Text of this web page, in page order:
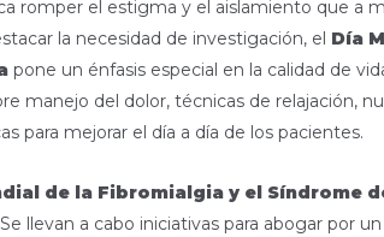
romper el estigma y el aislamiento que a
la necesidad de investigación, el Día
pone un énfasis especial en la calidad de
manejo del dolor, técnicas de relajación,
para mejorar el día a día de los pacientes.
de la Fibromialgia y el Síndrome
llevan a cabo iniciativas para abogar por